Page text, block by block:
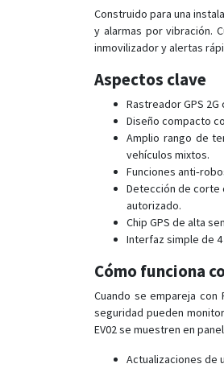
Construido para una
y alarmas por vibración.
inmovilizador y alertas
Aspectos clave
Rastreador GPS
Diseño compacto
Amplio rango de
vehículos mixtos.
Funciones
Detección de corte
autorizado.
Chip GPS de alta
Interfaz simple de
Cómo funciona
Cuando se empareja
seguridad pueden
EV02 se muestren en
Actualizaciones de